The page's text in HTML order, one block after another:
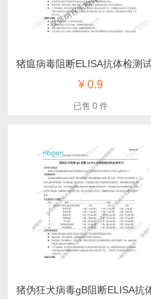
¥ 0.9
已售 0 件